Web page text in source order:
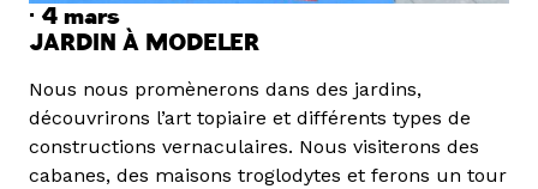
· 4 mars
JARDIN À MODELER
Nous nous promènerons dans des jardins,
découvrirons l’art topiaire et différents types de
constructions vernaculaires. Nous visiterons des
cabanes, des maisons troglodytes et ferons un tour